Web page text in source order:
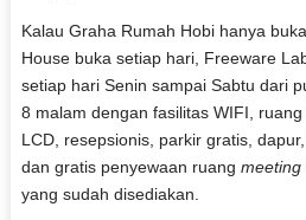
Kalau Graha Rumah Hobi hanya
House buka setiap hari, Freeware
setiap hari Senin sampai Sabtu dari
8 malam dengan fasilitas WIFI,
LCD, resepsionis, parkir gratis, dapur,
dan gratis penyewaan ruang meeting
yang sudah disediakan.